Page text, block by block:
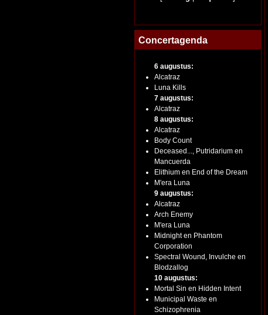
Concertagenda
6 augustus:
Alcatraz
Luna Kills
7 augustus:
Alcatraz
8 augustus:
Alcatraz
Body Count
Deceased..., Putridarium en
Mancuerda
Elithium en End of the Dream
M'era Luna
9 augustus:
Alcatraz
Arch Enemy
M'era Luna
Midnight en Phantom
Corporation
Spectral Wound, Invulche en
Blodzallog
10 augustus:
Mortal Sin en Hidden Intent
Municipal Waste en
Schizophrenia